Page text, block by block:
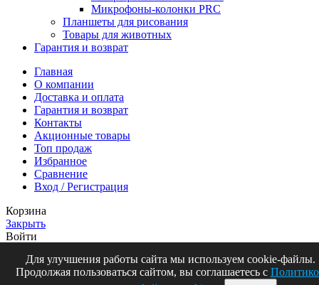
Микрофоны-колонки PRC
Планшеты для рисования
Товары для животных
Гарантия и возврат
Главная
О компании
Доставка и оплата
Гарантия и возврат
Контакты
Акционные товары
Топ продаж
Избранное
Сравнение
Вход / Регистрация
Корзина
Закрыть
Войти
Еще нет аккаунта?
Для улучшения работы сайта мы используем cookie-файлы.
Продолжая пользоваться сайтом, вы соглашаетесь с